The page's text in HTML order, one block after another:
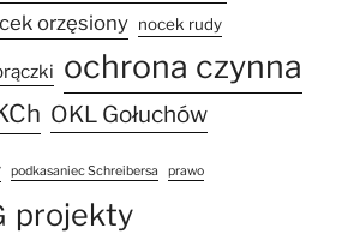
orzęsiony nocek rudy
ochrona czynna
OKL Gołuchów
podkasaniec Schreibersa prawo
projekty